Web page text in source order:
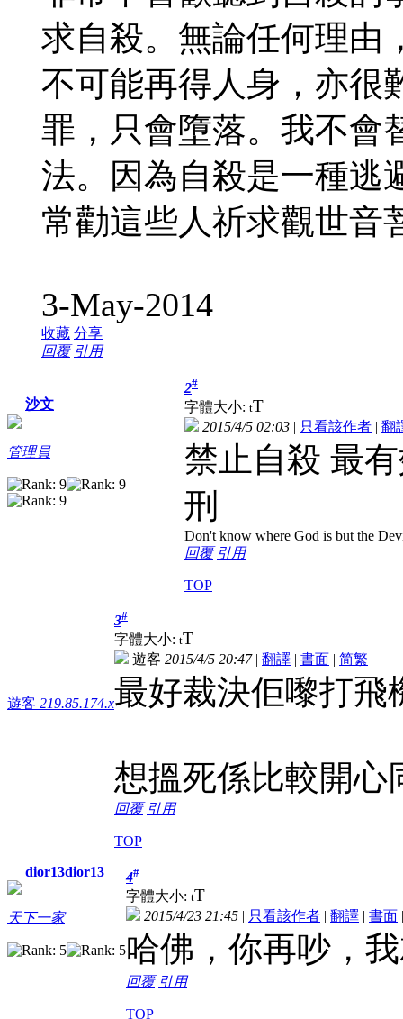
求自殺。無論任何理由
不可能再得人身，亦很
罪，只會墮落。我不會
法。因為自殺是一種逃
常勸這些人祈求觀世音
3-May-2014
收藏 分享
回覆 引用
沙文
管理員
2#
字體大小: tT
2015/4/5 02:03 | 只看該作者 | 翻
禁止自殺 最
刑
Don't know where God is but the
回覆 引用
TOP
遊客 219.85.174.x
3#
字體大小: tT
遊客 2015/4/5 20:47| 翻譯 | 書面 | 简繁
最好裁決佢嚟打飛
想搵死係比較開心
回覆 引用
TOP
dior13dior13
天下一家
4#
字體大小: tT
2015/4/23 21:45 | 只看該作者 | 翻譯 | 書面
哈佛，你再吵，
回覆 引用
TOP